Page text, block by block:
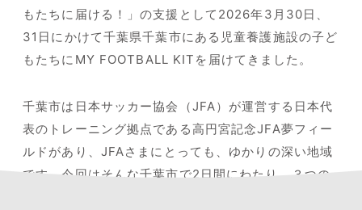
もたちに届ける！」の支援として2026年3月30日、
31日にかけて千葉県千葉市にある児童養護施設の子ど
もたちにMY FOOTBALL KITを届けてきました。
千葉市は日本サッカー協会（JFA）が運営する日本代
表のトレーニング拠点である高円宮記念JFA夢フィー
ルドがあり、JFAさまにとっても、ゆかりの深い地域
です。今回はそんな千葉市で2日間にわたり、３つの